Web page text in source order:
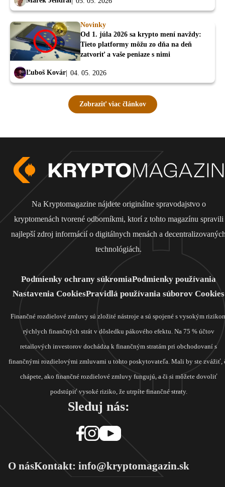
Novinky
Od 1. júla 2026 sa krypto mení navždy:
Tieto platformy môžu zo dňa na deň
zatvoriť a vaše peniaze s nimi
Ľuboš Kovár 04. 05. 2026
Zobraziť viac článkov
Na Kryptomagazine nájdete originálne spravodajstvo o
kryptomenách tvorené odborníkmi, ktorí z tohto magazínu spravili
najlepší zdroj informácií o digitálnych menách a
technológiách.
Podmienky ochrany súkromiaPodmienky používania
Nastavenia CookiesPravidlá používania súborov Cookies
Finančné rozdielové zmluvy sú zložité nástroje a sú spojené s vysokým
rýchlych finančných strát v dôsledku pákového efektu. Na 75 % účtov
retailových investorov dochádza k finančným stratám pri obchodovaní s
finančnými rozdielovými zmluvami u tohto poskytovateľa. Mali by ste zvážiť,
chápete, ako finančné rozdielové zmluvy fungujú, a či si môžete dovoliť
podstúpiť vysoké riziko, že utrpíte finančné straty.
Sleduj nás:
O násKontakt: info@kryptomagazin.sk